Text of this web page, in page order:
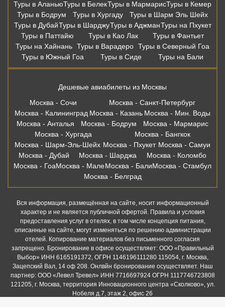
Туры в АланьюТуры в БелекТуры в МармарисТуры в Кемер
Туры в Бодрум
Туры в Хургаду
Туры в Шарм Эль Шейх
Туры в ДубайТуры в ШарджуТуры в АджманТуры на Пхукет
Туры в Паттайю
Туры в Као Лак
Туры в Фантьет
Туры на Хайнань Туры в Варадеро Туры в Северный Гоа
Туры в Южный Гоа
Туры в Сиде Туры на Бали
Дешевые авиабилеты из Москвы
Москва - Сочи
Москва - Санкт-Петербург
Москва - Калининград Москва - Казань Москва - Мин. Воды
Москва - Анталья
Москва - Бодрум
Москва - Мармарис
Москва - Хургада
Москва - Бангкок
Москва - Шарм-Эль-Шейх Москва - Пхукет Москва - Самуи
Москва - Дубай
Москва - Шарджа
Москва - Коломбо
Москва - ГоаМосква - МалеМосква - БалиМосква - Стамбул
Москва - Белград
Вся информация, размещённая на сайте, носит информационный
характер и не является публичной офертой. Правила и условия
предоставления услуг в отелях, в том числе концепция питания,
описанные на сайте, могут изменяться по решению администрации
отелей. Копирование материалов без письменного согласия
запрещено. Бронирование в офисе осуществляет: ООО «Правильный
Выбор» ИНН 6165191372, ОГРН 1146196111280 115054, г. Москва,
Зацепский Вал, 14 оф 208. Онлвйн бронирование осуществляет. Наш
партнер: ООО «Левел Тревел» ИНН 7716697924 ОГРН 1117746723808
121205, г. Москва, территория Инновационного центра «Сколково», ул.
Нобеля д.7, этаж 2, офис 26